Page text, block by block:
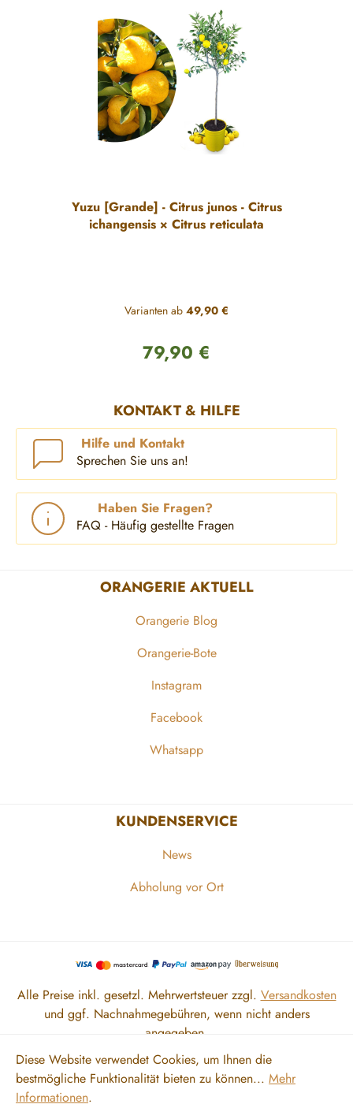
Yuzu [Grande] - Citrus junos - Citrus
ichangensis × Citrus reticulata
Varianten ab 49,90 €
Regulärer Preis:
79,90 €
KONTAKT & HILFE
Hilfe und Kontakt
Sprechen Sie uns an!
Haben Sie Fragen?
FAQ - Häufig gestellte Fragen
ORANGERIE AKTUELL
Orangerie Blog
Orangerie-Bote
Instagram
Facebook
Whatsapp
KUNDENSERVICE
News
Abholung vor Ort
Alle Preise inkl. gesetzl. Mehrwertsteuer zzgl. Versandkosten
und ggf. Nachnahmegebühren, wenn nicht anders
angegeben.
Zahlung und Versand
Diese Website verwendet Cookies, um Ihnen die
bestmögliche Funktionalität bieten zu können... Mehr
Informationen.